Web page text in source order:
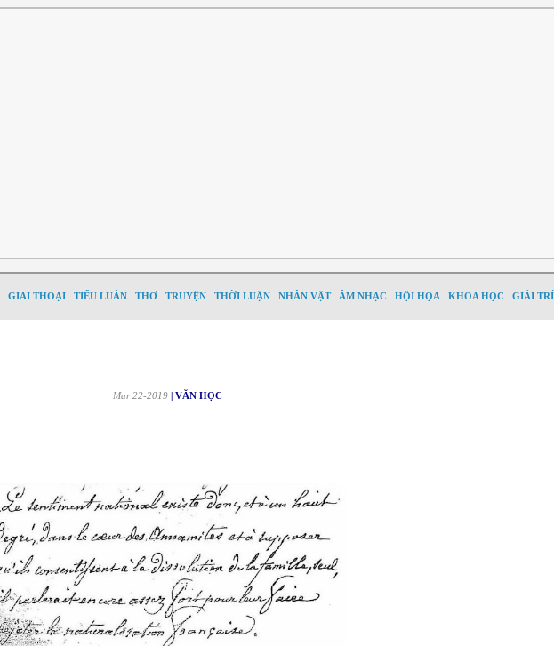
GIAI THOẠI TIỂU LUÂN THƠ TRUYỆN THỜI LUẬN NHÂN VẬT ÂM NHẠC HỘI HỌA KHOA HỌC GIẢI TRÍ
Mar 22-2019 | VĂN HỌC